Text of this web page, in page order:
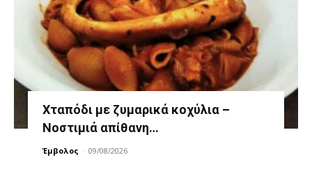
Χταπόδι με ζυμαρικά κοχύλια –
Νοστιμιά απίθανη…
Έμβολος - 09/08/2026